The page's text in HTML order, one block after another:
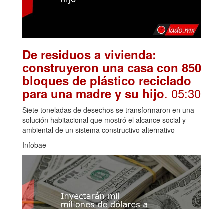
De residuos a vivienda:
construyeron una casa con 850
bloques de plástico reciclado
para una madre y su hijo. 05:30
Siete toneladas de desechos se transformaron en una
solución habitacional que mostró el alcance social y
ambiental de un sistema constructivo alternativo
Infobae